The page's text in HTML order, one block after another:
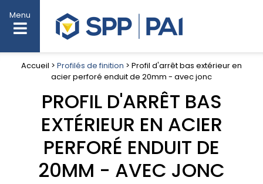
Menu
Accueil > Profilés de finition > Profil d'arrêt bas extérieur en
acier perforé enduit de 20mm - avec jonc
PROFIL D'ARRÊT BAS
EXTÉRIEUR EN ACIER
PERFORÉ ENDUIT DE
20MM - AVEC JONC